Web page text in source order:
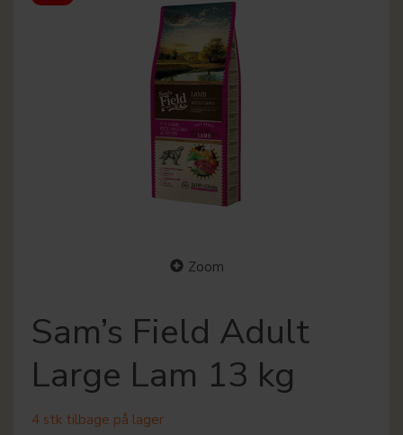
Zoom
Sam’s Field Adult
Large Lam 13 kg
4 stk tilbage på lager